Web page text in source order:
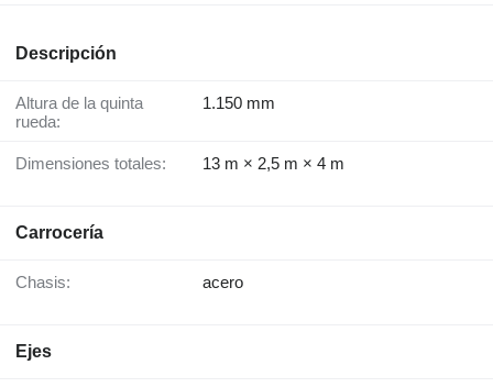
Descripción
Altura de la quinta
rueda:
1.150 mm
Dimensiones totales: 13 m × 2,5 m × 4 m
Carrocería
Chasis: acero
Ejes